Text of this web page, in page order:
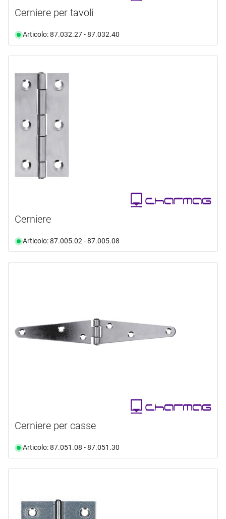
Cerniere per tavoli
Articolo: 87.032.27 - 87.032.40
Cerniere
Articolo: 87.005.02 - 87.005.08
Cerniere per casse
Articolo: 87.051.08 - 87.051.30